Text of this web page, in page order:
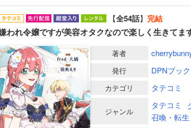
【全54話】 完結
われ令嬢ですが美容オタクなので楽しく生きてま
著者
発行 DPNブッ
カテゴリ タテコミ
ジャンル
タテコミ
召喚・転生